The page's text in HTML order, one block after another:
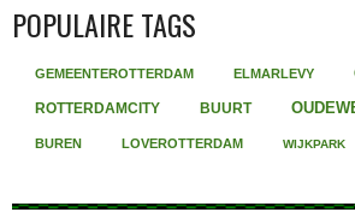
POPULAIRE TAGS
GEMEENTEROTTERDAM ELMARLEVY
ROTTERDAMCITY BUURT
BUREN LOVEROTTERDAM WIJKPARK